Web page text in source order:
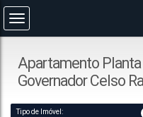
Apartamento
Governador Celso
Tipo de Imóvel: